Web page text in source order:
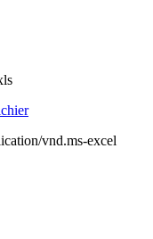
vnd.ms-excel